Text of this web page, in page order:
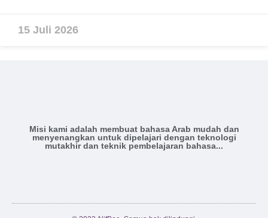
15 Juli 2026
Misi kami adalah membuat bahasa Arab mudah dan
menyenangkan untuk dipelajari dengan teknologi
mutakhir dan teknik pembelajaran bahasa...